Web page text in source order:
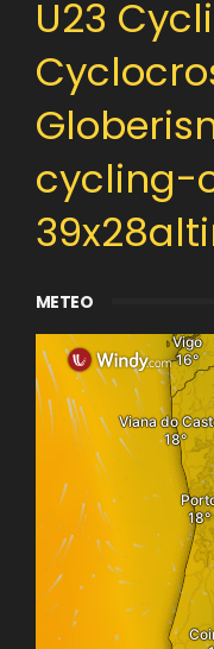
U23
cycling-
METEO